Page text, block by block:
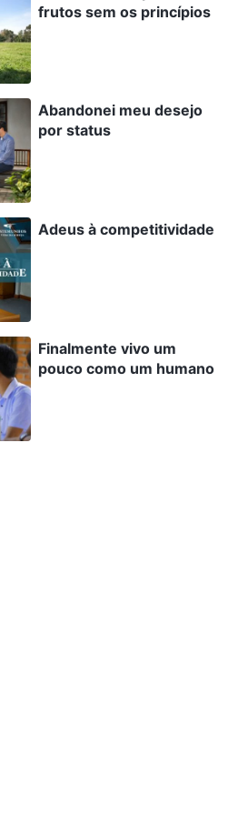
de Satanás? Esses são
corrupta de Satanás
[…] Quanto mais
o cercarão, e mais inveja
seu desejo de obter
mais forte seu
será sua capacidade de
em que você obtiver
Na medida em que
ficará mais escuro por
escuro você for por dentro,
do seu dever; quanto
do seu dever, menos útil
será. Isso é um ciclo
Se você nunca
frutos sem os princípios
Abandonei meu desejo
por status
Adeus à competitividade
Finalmente vivo um
pouco como um humano